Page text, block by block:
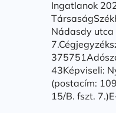
Ingatlanok
Nádasdy utca
43Képviseli:
(postacím:
15/B. fszt.